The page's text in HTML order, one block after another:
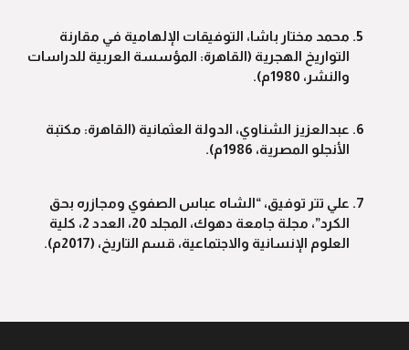
محمد مختار باشا، التوفيقات الإلهامية في مقارنة
التواريخ الهجرية (القاهرة: المؤسسة العربية للدراسات
والنشر، 1980م).
عبدالعزيز الشناوي، الدولة العثمانية (القاهرة: مكتبة
الأنجلو المصرية، 1986م).
علي تتر توفيق، “الشاه عباس الصفوي ومجازره بحق
الكرد”، مجلة جامعة دهوك، المجلد 20، العدد 2، كلية
العلوم الإنسانية والاجتماعية، قسم التاريخ، (2017م).